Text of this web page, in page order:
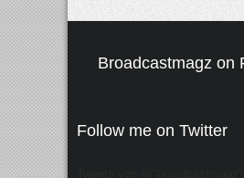
Broadcastmagz on
Follow me on Twitter